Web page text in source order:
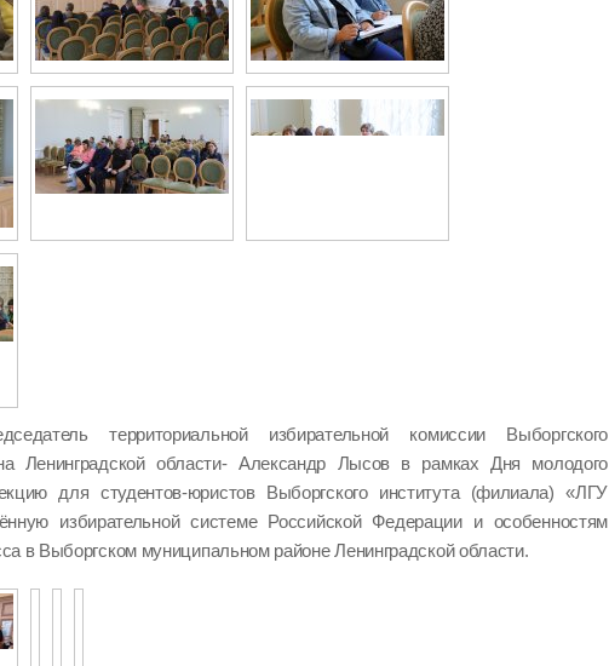
территориальной избирательной комиссии Выборгского
Ленинградской области- Александр Лысов в рамках Дня молодого
для студентов-юристов Выборгского института (филиала) «ЛГУ
избирательной системе Российской Федерации и особенностям
в Выборгском муниципальном районе Ленинградской области.